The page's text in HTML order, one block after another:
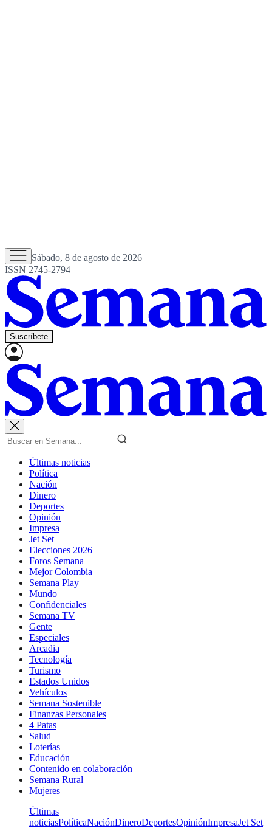
Sábado, 8 de agosto de 2026
ISSN 2745-2794
Suscríbete
Últimas noticias
Política
Nación
Dinero
Deportes
Opinión
Impresa
Jet Set
Elecciones 2026
Foros Semana
Mejor Colombia
Semana Play
Mundo
Confidenciales
Semana TV
Gente
Especiales
Arcadia
Tecnología
Turismo
Estados Unidos
Vehículos
Semana Sostenible
Finanzas Personales
4 Patas
Salud
Loterías
Educación
Contenido en colaboración
Semana Rural
Mujeres
Últimas
noticiasPolíticaNaciónDineroDeportesOpiniónImpresaJet Set